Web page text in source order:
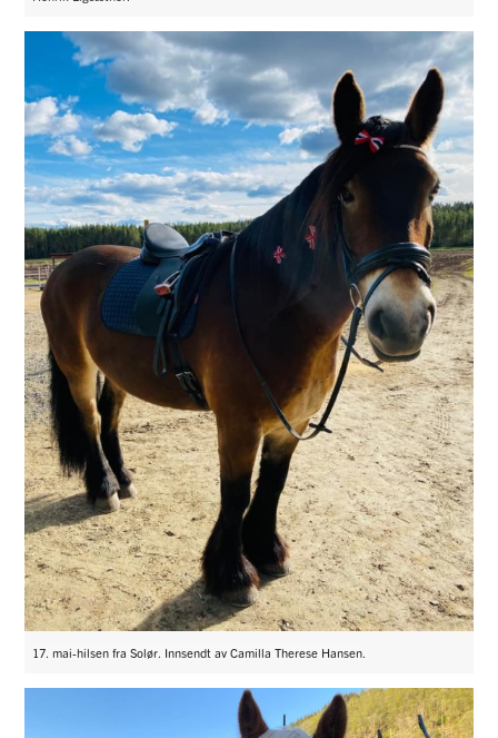
17. mai-hilsen fra Solør. Innsendt av Camilla Therese Hansen.